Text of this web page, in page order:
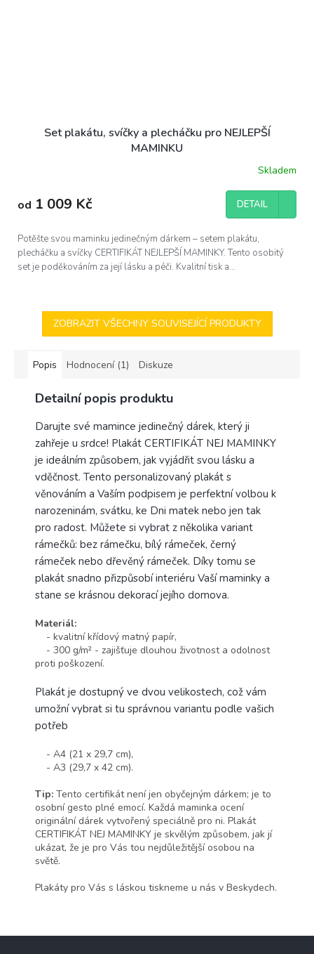
Set plakátu, svíčky a plecháčku pro NEJLEPŠÍ
MAMINKU
produktu
je
z
5
hvězdiček.
Skladem
od 1 009 Kč DETAIL
Potěšte svou maminku jedinečným dárkem – setem plakátu,
plecháčku a svíčky CERTIFIKÁT NEJLEPŠÍ MAMINKY. Tento osobitý
set je poděkováním za její lásku a péči. Kvalitní tisk a...
ZOBRAZIT VŠECHNY SOUVISEJÍCÍ PRODUKTY
Popis Hodnocení (1) Diskuze
Detailní popis produktu
Darujte své mamince jedinečný dárek, který ji
zahřeje u srdce! Plakát CERTIFIKÁT NEJ MAMINKY
je ideálním způsobem, jak vyjádřit svou lásku a
vděčnost. Tento personalizovaný plakát s
věnováním a Vaším podpisem je perfektní volbou k
narozeninám, svátku, ke Dni matek nebo jen tak
pro radost. Můžete si vybrat z několika variant
rámečků: bez rámečku, bílý rámeček, černý
rámeček nebo dřevěný rámeček. Díky tomu se
plakát snadno přizpůsobí interiéru Vaší maminky a
stane se krásnou dekorací jejího domova.
Materiál:
- kvalitní křídový matný papír,
- 300 g/m² - zajišťuje dlouhou životnost a odolnost
proti poškození.
Plakát je dostupný ve dvou velikostech, což vám
umožní vybrat si tu správnou variantu podle vašich
potřeb
- A4 (21 x 29,7 cm),
- A3 (29,7 x 42 cm).
Tip: Tento certifikát není jen obyčejným dárkem; je to
osobní gesto plné emocí. Každá maminka ocení
originální dárek vytvořený speciálně pro ni. Plakát
CERTIFIKÁT NEJ MAMINKY je skvělým způsobem, jak jí
ukázat, že je pro Vás tou nejdůležitější osobou na
světě.
Plakáty pro Vás s láskou tiskneme u nás v Beskydech.